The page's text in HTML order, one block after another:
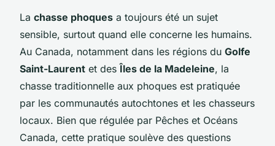
La chasse phoques a toujours été un sujet
sensible, surtout quand elle concerne les humains.
Au Canada, notamment dans les régions du Golfe
Saint-Laurent et desÎles de la Madeleine, la
chasse traditionnelle aux phoques est pratiquée
par les communautés autochtones et les chasseurs
locaux. Bien que régulée par Pêches et Océans
Canada, cette pratique soulève des questions